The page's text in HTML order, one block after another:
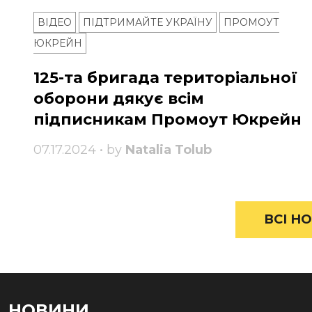
ВІДЕО ПІДТРИМАЙТЕ УКРАЇНУ
ПРОМОУТ
ЮКРЕЙН
125-та бригада територіальної
оборони дякує всім
підписникам Промоут Юкрейн
07.17.2024 • by Natalia Tolub
ВСІ